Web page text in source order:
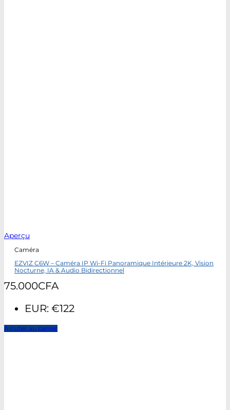
Aperçu
Caméra
EZVIZ C6W – Caméra IP Wi-Fi Panoramique Intérieure 2K, Vision
Nocturne, IA & Audio Bidirectionnel
75.000CFA
EUR: €122
Ajouter au panier